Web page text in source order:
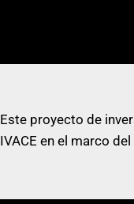
Este proyecto de
IVACE en el marco